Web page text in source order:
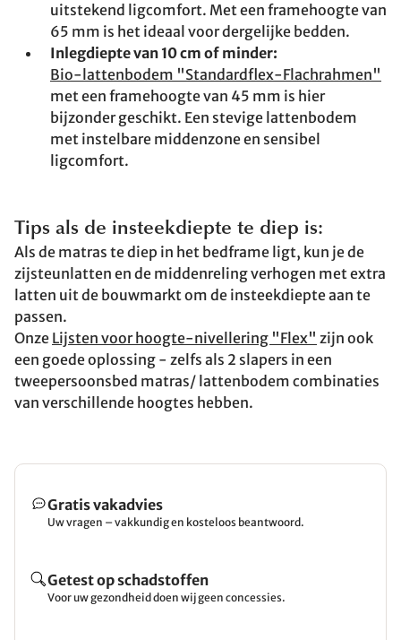
uitstekend ligcomfort. Met een framehoogte van
65 mm is het ideaal voor dergelijke bedden.
Inlegdiepte van 10 cm of minder:
Bio-lattenbodem "Standardflex-Flachrahmen"
met een framehoogte van 45 mm is hier
bijzonder geschikt. Een stevige lattenbodem
met instelbare middenzone en sensibel
ligcomfort.
Tips als de insteekdiepte te diep is:
Als de matras te diep in het bedframe ligt, kun je de
zijsteunlatten en de middenreling verhogen met extra
latten uit de bouwmarkt om de insteekdiepte aan te
passen.
Onze Lijsten voor hoogte-nivellering "Flex" zijn ook
een goede oplossing - zelfs als 2 slapers in een
tweepersoonsbed matras/ lattenbodem combinaties
van verschillende hoogtes hebben.
Gratis vakadvies
Uw vragen – vakkundig en kosteloos beantwoord.
Getest op schadstoffen
Voor uw gezondheid doen wij geen concessies.